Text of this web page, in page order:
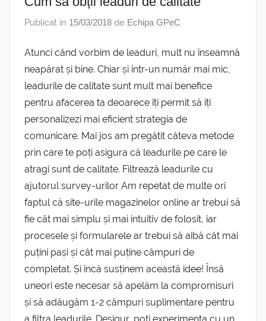
Publicat în 15/03/2018 de Echipa GPeC
Atunci când vorbim de leaduri, mult nu înseamnă
neapărat și bine. Chiar și într-un număr mai mic,
leadurile de calitate sunt mult mai benefice
pentru afacerea ta deoarece îți permit să îți
personalizezi mai eficient strategia de
comunicare. Mai jos am pregătit câteva metode
prin care te poți asigura că leadurile pe care le
atragi sunt de calitate. Filtrează leadurile cu
ajutorul survey-urilor Am repetat de multe ori
faptul că site-urile magazinelor online ar trebui să
fie cât mai simplu și mai intuitiv de folosit, iar
procesele și formularele ar trebui să aibă cât mai
puțini pași și cât mai puține câmpuri de
completat. Și încă susținem această idee! Însă
uneori este necesar să apelăm la compromisuri
și să adăugăm 1-2 câmpuri suplimentare pentru